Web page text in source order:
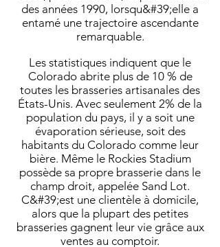
des années 1990, lorsqu&#39;elle a
entamé une trajectoire ascendante
remarquable.
Les statistiques indiquent que le
Colorado abrite plus de 10 % de
toutes les brasseries artisanales des
États-Unis. Avec seulement 2% de la
population du pays, il y a soit une
évaporation sérieuse, soit des
habitants du Colorado comme leur
bière. Même le Rockies Stadium
possède sa propre brasserie dans le
champ droit, appelée Sand Lot.
C&#39;est une clientèle à domicile,
alors que la plupart des petites
brasseries gagnent leur vie grâce aux
ventes au comptoir.